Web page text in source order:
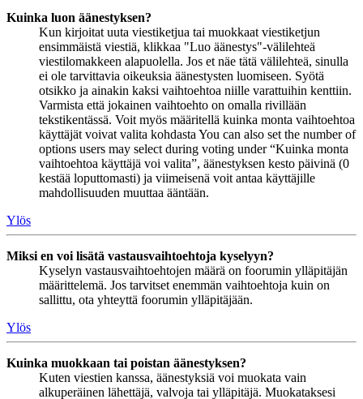
Kuinka luon äänestyksen?
Kun kirjoitat uuta viestiketjua tai muokkaat viestiketjun
ensimmäistä viestiä, klikkaa "Luo äänestys"-välilehteä
viestilomakkeen alapuolella. Jos et näe tätä välilehteä, sinulla
ei ole tarvittavia oikeuksia äänestysten luomiseen. Syötä
otsikko ja ainakin kaksi vaihtoehtoa niille varattuihin kenttiin.
Varmista että jokainen vaihtoehto on omalla rivillään
tekstikentässä. Voit myös määritellä kuinka monta vaihtoehtoa
käyttäjät voivat valita kohdasta You can also set the number of
options users may select during voting under “Kuinka monta
vaihtoehtoa käyttäjä voi valita”, äänestyksen kesto päivinä (0
kestää loputtomasti) ja viimeisenä voit antaa käyttäjille
mahdollisuuden muuttaa ääntään.
Ylös
Miksi en voi lisätä vastausvaihtoehtoja kyselyyn?
Kyselyn vastausvaihtoehtojen määrä on foorumin ylläpitäjän
määrittelemä. Jos tarvitset enemmän vaihtoehtoja kuin on
sallittu, ota yhteyttä foorumin ylläpitäjään.
Ylös
Kuinka muokkaan tai poistan äänestyksen?
Kuten viestien kanssa, äänestyksiä voi muokata vain
alkuperäinen lähettäjä, valvoja tai ylläpitäjä. Muokataksesi